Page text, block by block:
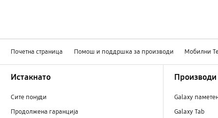
Почетна страница Помош и поддршка за производи Мобилни
Истакнато
Сите понуди
Продолжена гаранција
Производи
Galaxy
Galaxy Tab